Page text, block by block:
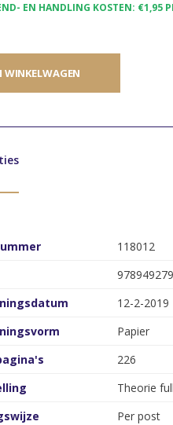
EN HANDLING KOSTEN: €1,95
WINKELWAGEN
118012
12-2-2019
Papier
226
Theorie
Per post